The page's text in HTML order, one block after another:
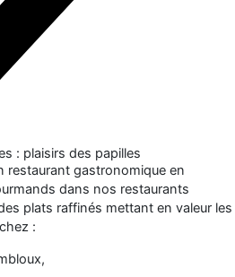
: plaisirs des papilles
restaurant gastronomique en
dans nos restaurants
plats raffinés mettant en valeur les
: